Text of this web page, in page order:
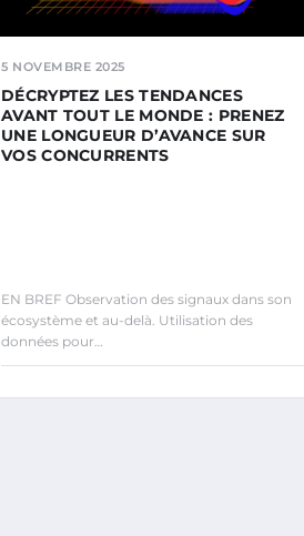
5 NOVEMBRE 2025
DÉCRYPTEZ LES TENDANCES
AVANT TOUT LE MONDE : PRENEZ
UNE LONGUEUR D’AVANCE SUR
VOS CONCURRENTS
EN BREF Observation des signaux dans son
écosystème et au-delà. Utilisation des
données pour…